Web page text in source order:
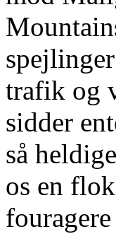
trafik og
sidder
så
os en